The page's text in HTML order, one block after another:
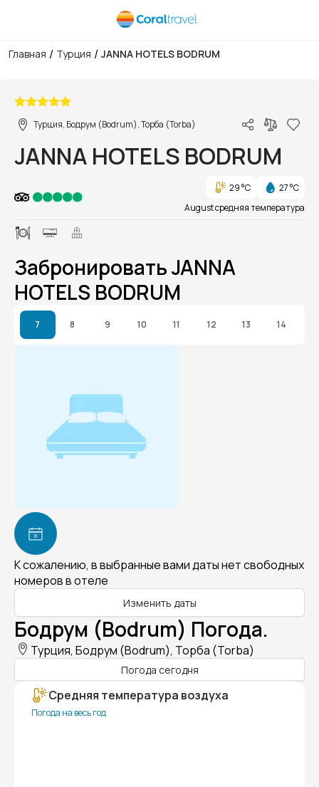
Главная / Турция / JANNA HOTELS BODRUM
Турция, Бодрум (Bodrum), Торба (Torba)
JANNA HOTELS BODRUM
29 °C
27 °C
August средняя температура
Забронировать JANNA
HOTELS BODRUM
7 8 9 10 11 12 13 14
К сожалению, в выбранные вами даты нет свободных
номеров в отеле
Изменить даты
Бодрум (Bodrum) Погода.
Турция, Бодрум (Bodrum), Торба (Torba)
Погода сегодня
Средняя температура воздуха
Погода на весь год